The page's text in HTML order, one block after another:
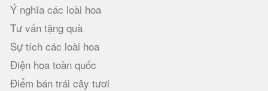
Ý nghĩa các loài hoa
Tư vấn tặng quà
Sự tích các loài hoa
Điện hoa toàn quốc
Điểm bán trái cây tươi